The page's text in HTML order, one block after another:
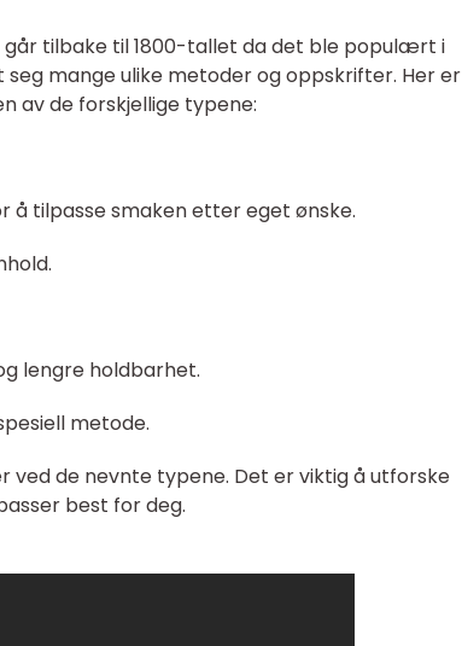
går tilbake til 1800-tallet da det ble populært i
mange ulike metoder og oppskrifter. Her er
av de forskjellige typene:
å tilpasse smaken etter eget ønske.
lengre holdbarhet.
metode.
de nevnte typene. Det er viktig å utforske
best for deg.